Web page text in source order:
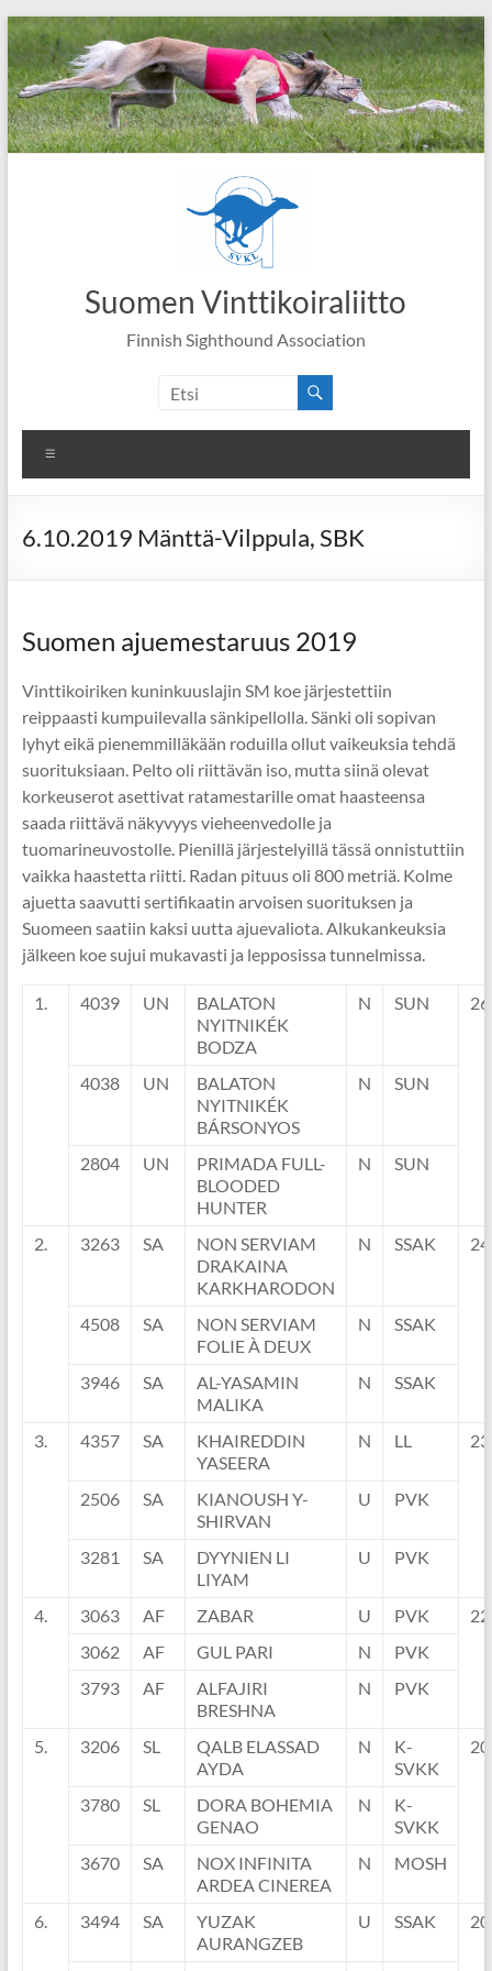
Skip
to
content
Suomen Vinttikoiraliitto
Finnish Sighthound Association
6.10.2019 Mänttä-Vilppula, SBK
Suomen ajuemestaruus 2019
Vinttikoiriken kuninkuuslajin SM koe järjestettiin
reippaasti kumpuilevalla sänkipellolla. Sänki oli sopivan
lyhyt eikä pienemmilläkään roduilla ollut vaikeuksia tehdä
suorituksiaan. Pelto oli riittävän iso, mutta siinä olevat
korkeuserot asettivat ratamestarille omat haasteensa
saada riittävä näkyvyys vieheenvedolle ja
tuomarineuvostolle. Pienillä järjestelyillä tässä onnistuttiin
vaikka haastetta riitti. Radan pituus oli 800 metriä. Kolme
ajuetta saavutti sertifikaatin arvoisen suorituksen ja
Suomeen saatiin kaksi uutta ajuevaliota. Alkukankeuksia
jälkeen koe sujui mukavasti ja lepposissa tunnelmissa.
1. 4039 UN
BALATON
NYITNIKÉK
BODZA
N SUN
4038 UN
BALATON
NYITNIKÉK
BÁRSONYOS
N SUN
2804 UN
PRIMADA FULL-
BLOODED
HUNTER
N SUN
2. 3263 SA
NON SERVIAM
DRAKAINA
KARKHARODON
N SSAK
4508 SA
NON SERVIAM
FOLIE À DEUX
N SSAK
3946 SA
AL-YASAMIN
MALIKA
N SSAK
3. 4357 SA
KHAIREDDIN
YASEERA
N LL
2506 SA
KIANOUSH Y-
SHIRVAN
U PVK
3281 SA
DYYNIEN LI
LIYAM
U PVK
4. 3063 AF ZABAR U PVK
3062
AF GUL PARI N
PVK
3793
AF
ALFAJIRI
BRESHNA
N PVK
5. 3206 SL
QALB ELASSAD
AYDA
N
K-
SVKK
3780 SL
DORA BOHEMIA
GENAO
N
K-
SVKK
3670
SA
NOX INFINITA
ARDEA CINEREA
N MOSH
6. 3494 SA
YUZAK
AURANGZEB
U SSAK